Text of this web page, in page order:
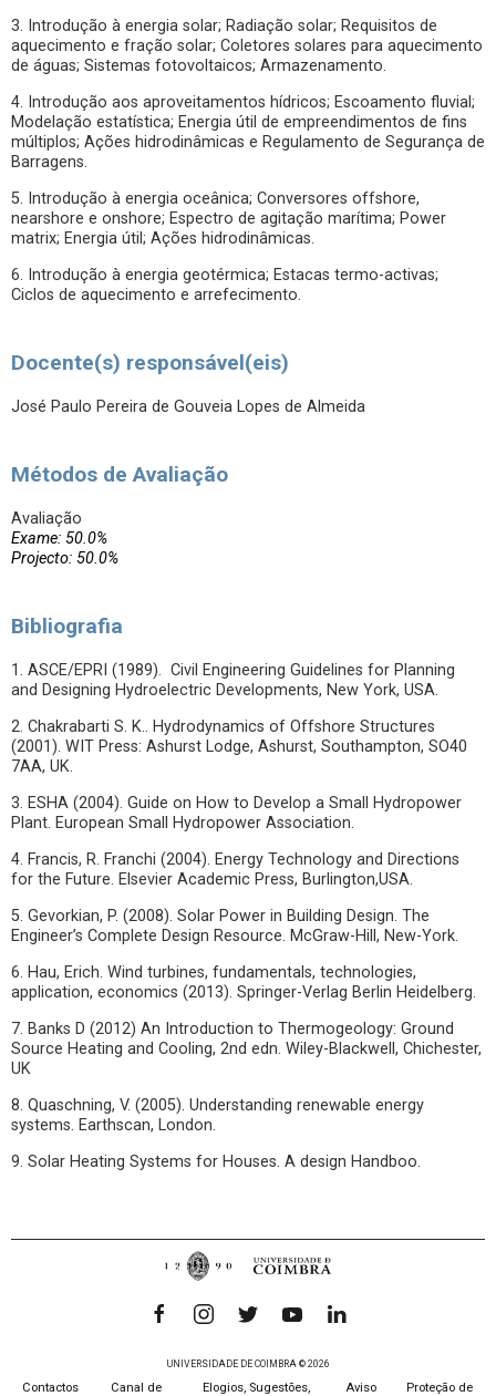
3. Introdução à energia solar; Radiação solar; Requisitos de
aquecimento e fração solar; Coletores solares para aquecimento
de águas; Sistemas fotovoltaicos; Armazenamento.
4. Introdução aos aproveitamentos hídricos; Escoamento fluvial;
Modelação estatística; Energia útil de empreendimentos de fins
múltiplos; Ações hidrodinâmicas e Regulamento de Segurança de
Barragens.
5. Introdução à energia oceânica; Conversores offshore,
nearshore e onshore; Espectro de agitação marítima; Power
matrix; Energia útil; Ações hidrodinâmicas.
6. Introdução à energia geotérmica; Estacas termo-activas;
Ciclos de aquecimento e arrefecimento.
Docente(s) responsável(eis)
José Paulo Pereira de Gouveia Lopes de Almeida
Métodos de Avaliação
Avaliação
Exame: 50.0%
Projecto: 50.0%
Bibliografia
1. ASCE/EPRI (1989). Civil Engineering Guidelines for Planning
and Designing Hydroelectric Developments, New York, USA.
2. Chakrabarti S. K.. Hydrodynamics of Offshore Structures
(2001). WIT Press: Ashurst Lodge, Ashurst, Southampton, SO40
7AA, UK.
3. ESHA (2004). Guide on How to Develop a Small Hydropower
Plant. European Small Hydropower Association.
4. Francis, R. Franchi (2004). Energy Technology and Directions
for the Future. Elsevier Academic Press, Burlington,USA.
5. Gevorkian, P. (2008). Solar Power in Building Design. The
Engineer’s Complete Design Resource. McGraw-Hill, New-York.
6. Hau, Erich. Wind turbines, fundamentals, technologies,
application, economics (2013). Springer-Verlag Berlin Heidelberg.
7. Banks D (2012) An Introduction to Thermogeology: Ground
Source Heating and Cooling, 2nd edn. Wiley-Blackwell, Chichester,
UK
8. Quaschning, V. (2005). Understanding renewable energy
systems. Earthscan, London.
9. Solar Heating Systems for Houses. A design Handboo.
UNIVERSIDADE DE COIMBRA © 2026
Contactos Canal de Elogios, Sugestões, Aviso Proteção de